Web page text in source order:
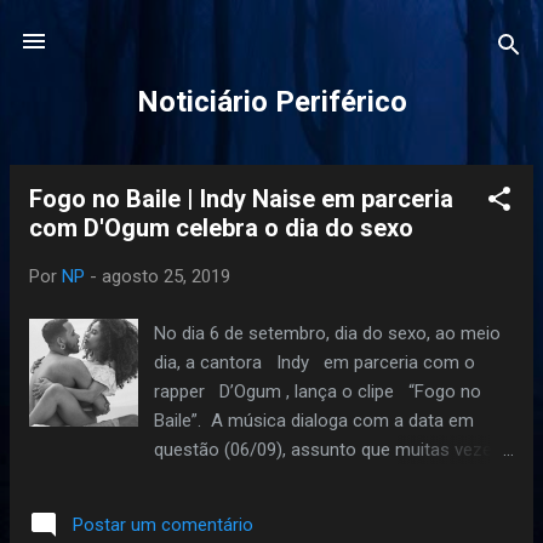
Noticiário Periférico
Fogo no Baile | Indy Naise em parceria
com D'Ogum celebra o dia do sexo
Por NP - agosto 25, 2019
No dia 6 de setembro, dia do sexo, ao meio
dia, a cantora Indy em parceria com o
rapper D’Ogum , lança o clipe “Fogo no
Baile”. A música dialoga com a data em
questão (06/09), assunto que muitas vezes
cristãos. O som foi produzido pelo VIBOX ,
Postar um comentário